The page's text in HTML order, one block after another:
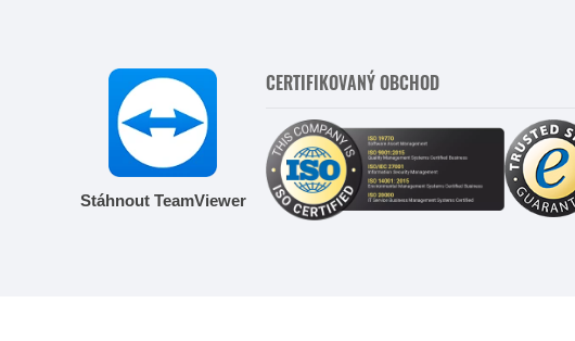
Stáhnout TeamViewer
CERTIFIKOVANÝ OBCHOD